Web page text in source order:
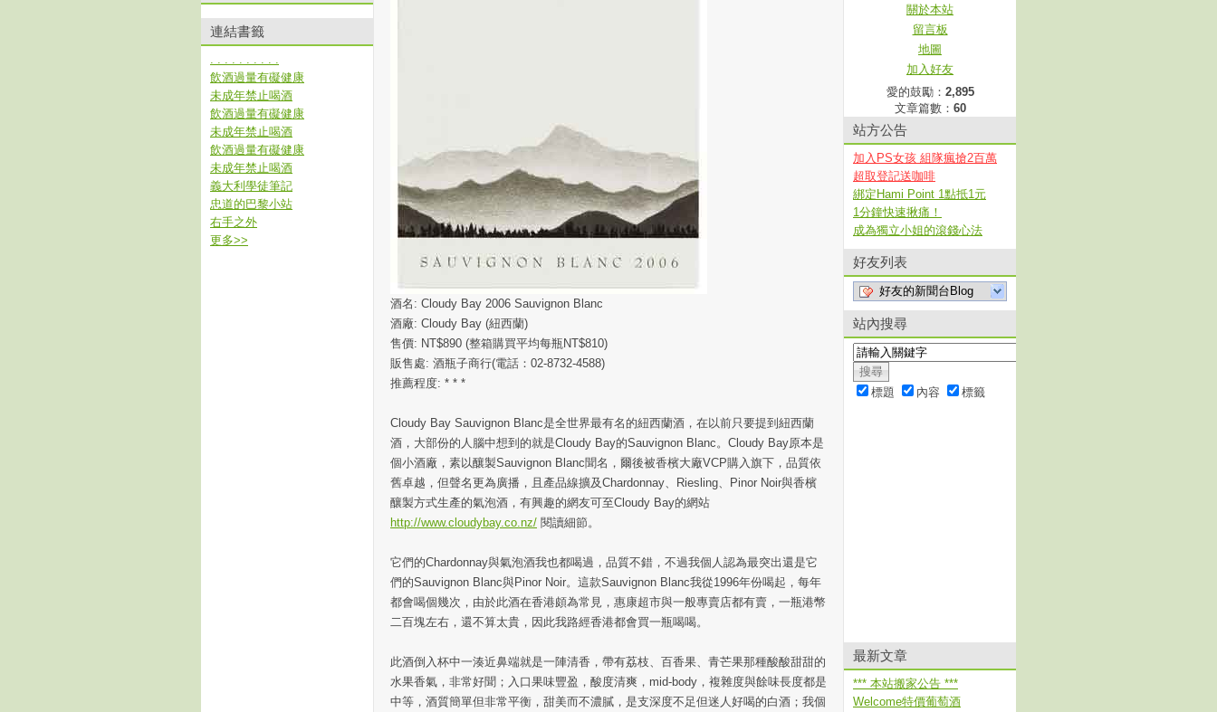
酒名: Cloudy Bay 2006 Sauvignon Blanc
酒廠: Cloudy Bay (紐西蘭)
售價: NT$890 (整箱購買平均每瓶NT$810)
販售處: 酒瓶子商行(電話：02-8732-4588)
推薦程度: * * *
Cloudy Bay Sauvignon Blanc是全世界最有名的紐西蘭酒，在以前只要提到紐西蘭
酒，大部份的人腦中想到的就是Cloudy Bay的Sauvignon Blanc。Cloudy Bay原本是
個小酒廠，素以釀製Sauvignon Blanc聞名，爾後被香檳大廠VCP購入旗下，品質依
舊卓越，但聲名更為廣播，且產品線擴及Chardonnay、Riesling、Pinor Noir與香檳
釀製方式生產的氣泡酒，有興趣的網友可至Cloudy Bay的網站
http://www.cloudybay.co.nz/ 閱讀細節。
它們的Chardonnay與氣泡酒我也都喝過，品質不錯，不過我個人認為最突出還是它
們的Sauvignon Blanc與Pinor Noir。這款Sauvignon Blanc我從1996年份喝起，每年
都會喝個幾次，由於此酒在香港頗為常見，惠康超市與一般專賣店都有賣，一瓶港幣
二百塊左右，還不算太貴，因此我路經香港都會買一瓶喝喝。
此酒倒入杯中一湊近鼻端就是一陣清香，帶有荔枝、百香果、青芒果那種酸酸甜甜的
水果香氣，非常好聞；入口果味豐盈，酸度清爽，mid-body，複雜度與餘味長度都是
中等，酒質簡單但非常平衡，甜美而不濃膩，是支深度不足但迷人好喝的白酒；我個
關於本站
留言板
地圖
加入好友
愛的鼓勵： 2,895
文章篇數： 60
站方公告
加入PS女孩 組隊瘋搶2百萬
超取登記送咖啡
綁定Hami Point 1點抵1元
1分鐘快速揪痛！
成為獨立小姐的滾錢心法
好友列表
好友的新聞台Blog
站內搜尋
標題 內容 標籤
最新文章
*** 本站搬家公告 ***
Welcome特價葡萄酒
連結書籤
. . . . . . . . . .
飲酒過量有礙健康
未成年禁止喝酒
飲酒過量有礙健康
未成年禁止喝酒
飲酒過量有礙健康
未成年禁止喝酒
義大利學徒筆記
忠道的巴黎小站
右手之外
更多>>